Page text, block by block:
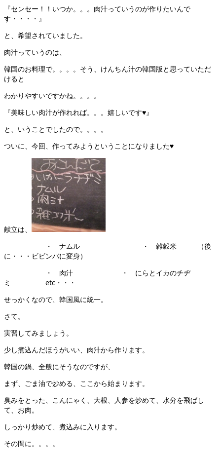
『センセー！！いつか。。。肉汁っていうのが作りたいんで
す・・・・』
と、希望されていました。
肉汁っていうのは、
韓国のお料理で。。。。そう、けんちん汁の韓国版と思っていただ
けると
わかりやすいですかね。。。。
『美味しい肉汁が作れれば。。。嬉しいです♥』
と、いうことでしたので。。。。
ついに、今回、作ってみようということになりました♥
献立は、
・ ナムル ・ 雑穀米 （後
に・・・ビビンバに変身）
・ 肉汁 ・ にらとイカのチヂ
ミ etc・・・
せっかくなので、韓国風に統一。
さて。
実習してみましょう。
少し煮込んだほうがいい、肉汁から作ります。
韓国の鍋、全般にそうなのですが、
まず、ごま油で炒める、ここから始まります。
臭みをとった、こんにゃく、大根、人参を炒めて、水分を飛ばし
て、お肉。
しっかり炒めて、煮込みに入ります。
その間に。。。。